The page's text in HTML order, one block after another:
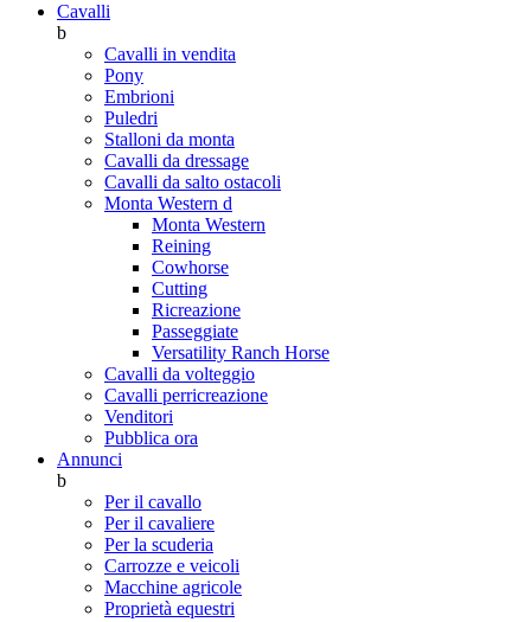
Cavalli
b
Cavalli in vendita
Pony
Embrioni
Puledri
Stalloni da monta
Cavalli da dressage
Cavalli da salto ostacoli
Monta Western d
Monta Western
Reining
Cowhorse
Cutting
Ricreazione
Passeggiate
Versatility Ranch Horse
Cavalli da volteggio
Cavalli perricreazione
Venditori
Pubblica ora
Annunci
b
Per il cavallo
Per il cavaliere
Per la scuderia
Carrozze e veicoli
Macchine agricole
Proprietà equestri